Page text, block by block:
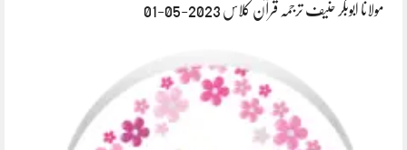
مولانا ابوبکر حنیف ترجمہ قرآن کلاس 2023-05-01